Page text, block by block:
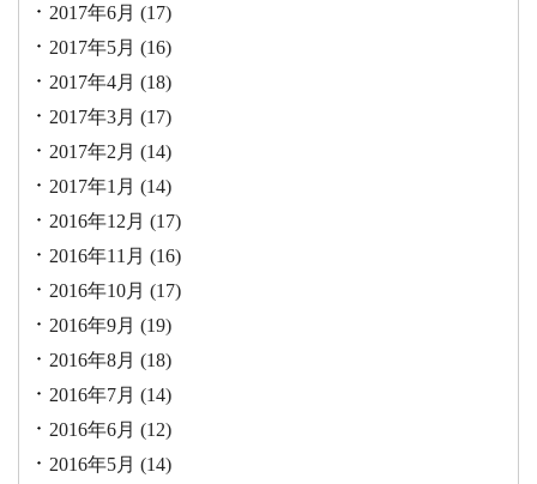
2017年6月 (17)
2017年5月 (16)
2017年4月 (18)
2017年3月 (17)
2017年2月 (14)
2017年1月 (14)
2016年12月 (17)
2016年11月 (16)
2016年10月 (17)
2016年9月 (19)
2016年8月 (18)
2016年7月 (14)
2016年6月 (12)
2016年5月 (14)